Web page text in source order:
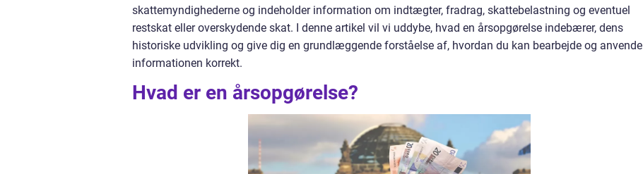
skattemyndighederne og indeholder information om indtægter, fradrag, skattebelastning og eventuel
restskat eller overskydende skat. I denne artikel vil vi uddybe, hvad en årsopgørelse indebærer, dens
historiske udvikling og give dig en grundlæggende forståelse af, hvordan du kan bearbejde og anvende
informationen korrekt.
Hvad er en årsopgørelse?